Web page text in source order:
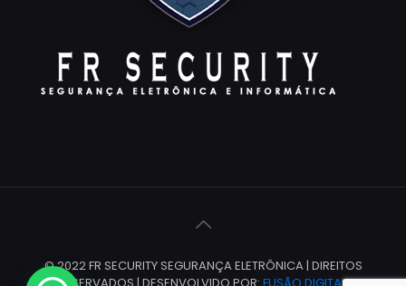
© 2022 FR SECURITY SEGURANÇA ELETRÔNICA | DIREITOS